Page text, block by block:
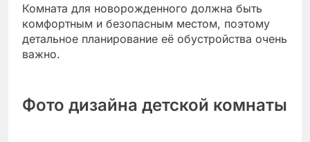
Комната для новорожденного должна быть
комфортным и безопасным местом, поэтому
детальное планирование её обустройства очень
важно.
Фото дизайна детской комнаты